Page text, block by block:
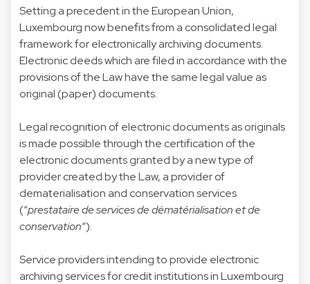
Setting a precedent in the European Union,
Luxembourg now benefits from a consolidated legal
framework for electronically archiving documents.
Electronic deeds which are filed in accordance with the
provisions of the Law have the same legal value as
original (paper) documents.
Legal recognition of electronic documents as originals
is made possible through the certification of the
electronic documents granted by a new type of
provider created by the Law, a provider of
dematerialisation and conservation services
(“prestataire de services de dématérialisation et de
conservation“).
Service providers intending to provide electronic
archiving services for credit institutions in Luxembourg